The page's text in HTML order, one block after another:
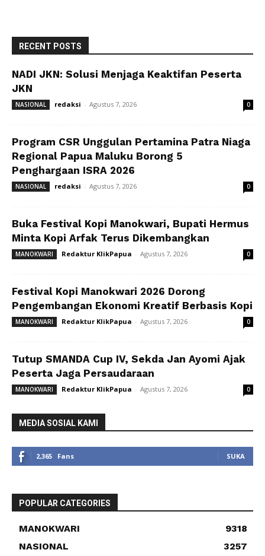
RECENT POSTS
NADI JKN: Solusi Menjaga Keaktifan Peserta
JKN
NASIONAL redaksi - Agustus 7, 2026 0
Program CSR Unggulan Pertamina Patra Niaga
Regional Papua Maluku Borong 5
Penghargaan ISRA 2026
NASIONAL redaksi - Agustus 7, 2026 0
Buka Festival Kopi Manokwari, Bupati Hermus
Minta Kopi Arfak Terus Dikembangkan
MANOKWARI Redaktur KlikPapua - Agustus 7, 2026 0
Festival Kopi Manokwari 2026 Dorong
Pengembangan Ekonomi Kreatif Berbasis Kopi
MANOKWARI Redaktur KlikPapua - Agustus 7, 2026 0
Tutup SMANDA Cup IV, Sekda Jan Ayomi Ajak
Peserta Jaga Persaudaraan
MANOKWARI Redaktur KlikPapua - Agustus 7, 2026 0
MEDIA SOSIAL KAMI
2,365 Fans SUKA
POPULAR CATEGORIES
MANOKWARI
9318
NASIONAL
3257